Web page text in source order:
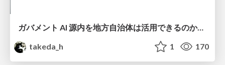
ガバメント AI 源内を地方自治体は活用できるのか 可能性と課題、期待について
takeda_h
1 170